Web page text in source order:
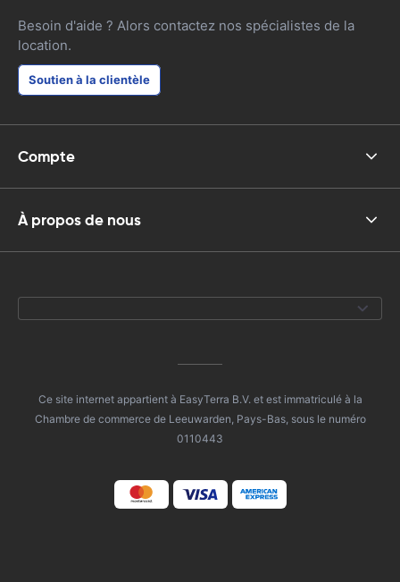
Besoin d'aide ? Alors contactez nos spécialistes de la
location.
Soutien à la clientèle
Compte
À propos de nous
Ce site internet appartient à EasyTerra B.V. et est immatriculé à la
Chambre de commerce de Leeuwarden, Pays-Bas, sous le numéro
0110443